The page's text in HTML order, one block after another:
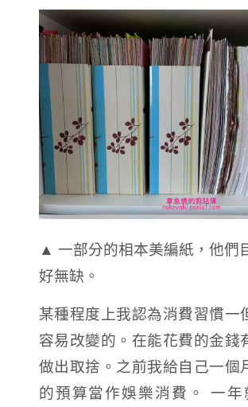
▲ 一部分的相本美編紙，他們
好無缺。
某種程度上我認為消費習慣一
容易改變的。在能花費的金錢
做出取捨。之前我給自己一個
的預算當作娛樂消費。 一年